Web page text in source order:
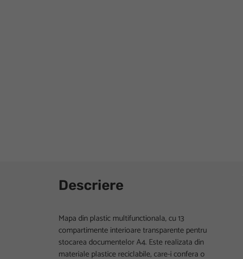
Descriere
Mapa din plastic multifunctionala, cu 13
compartimente interioare transparente pentru
stocarea documentelor A4. Este realizata din
materiale plastice reciclabile, care-i confera o